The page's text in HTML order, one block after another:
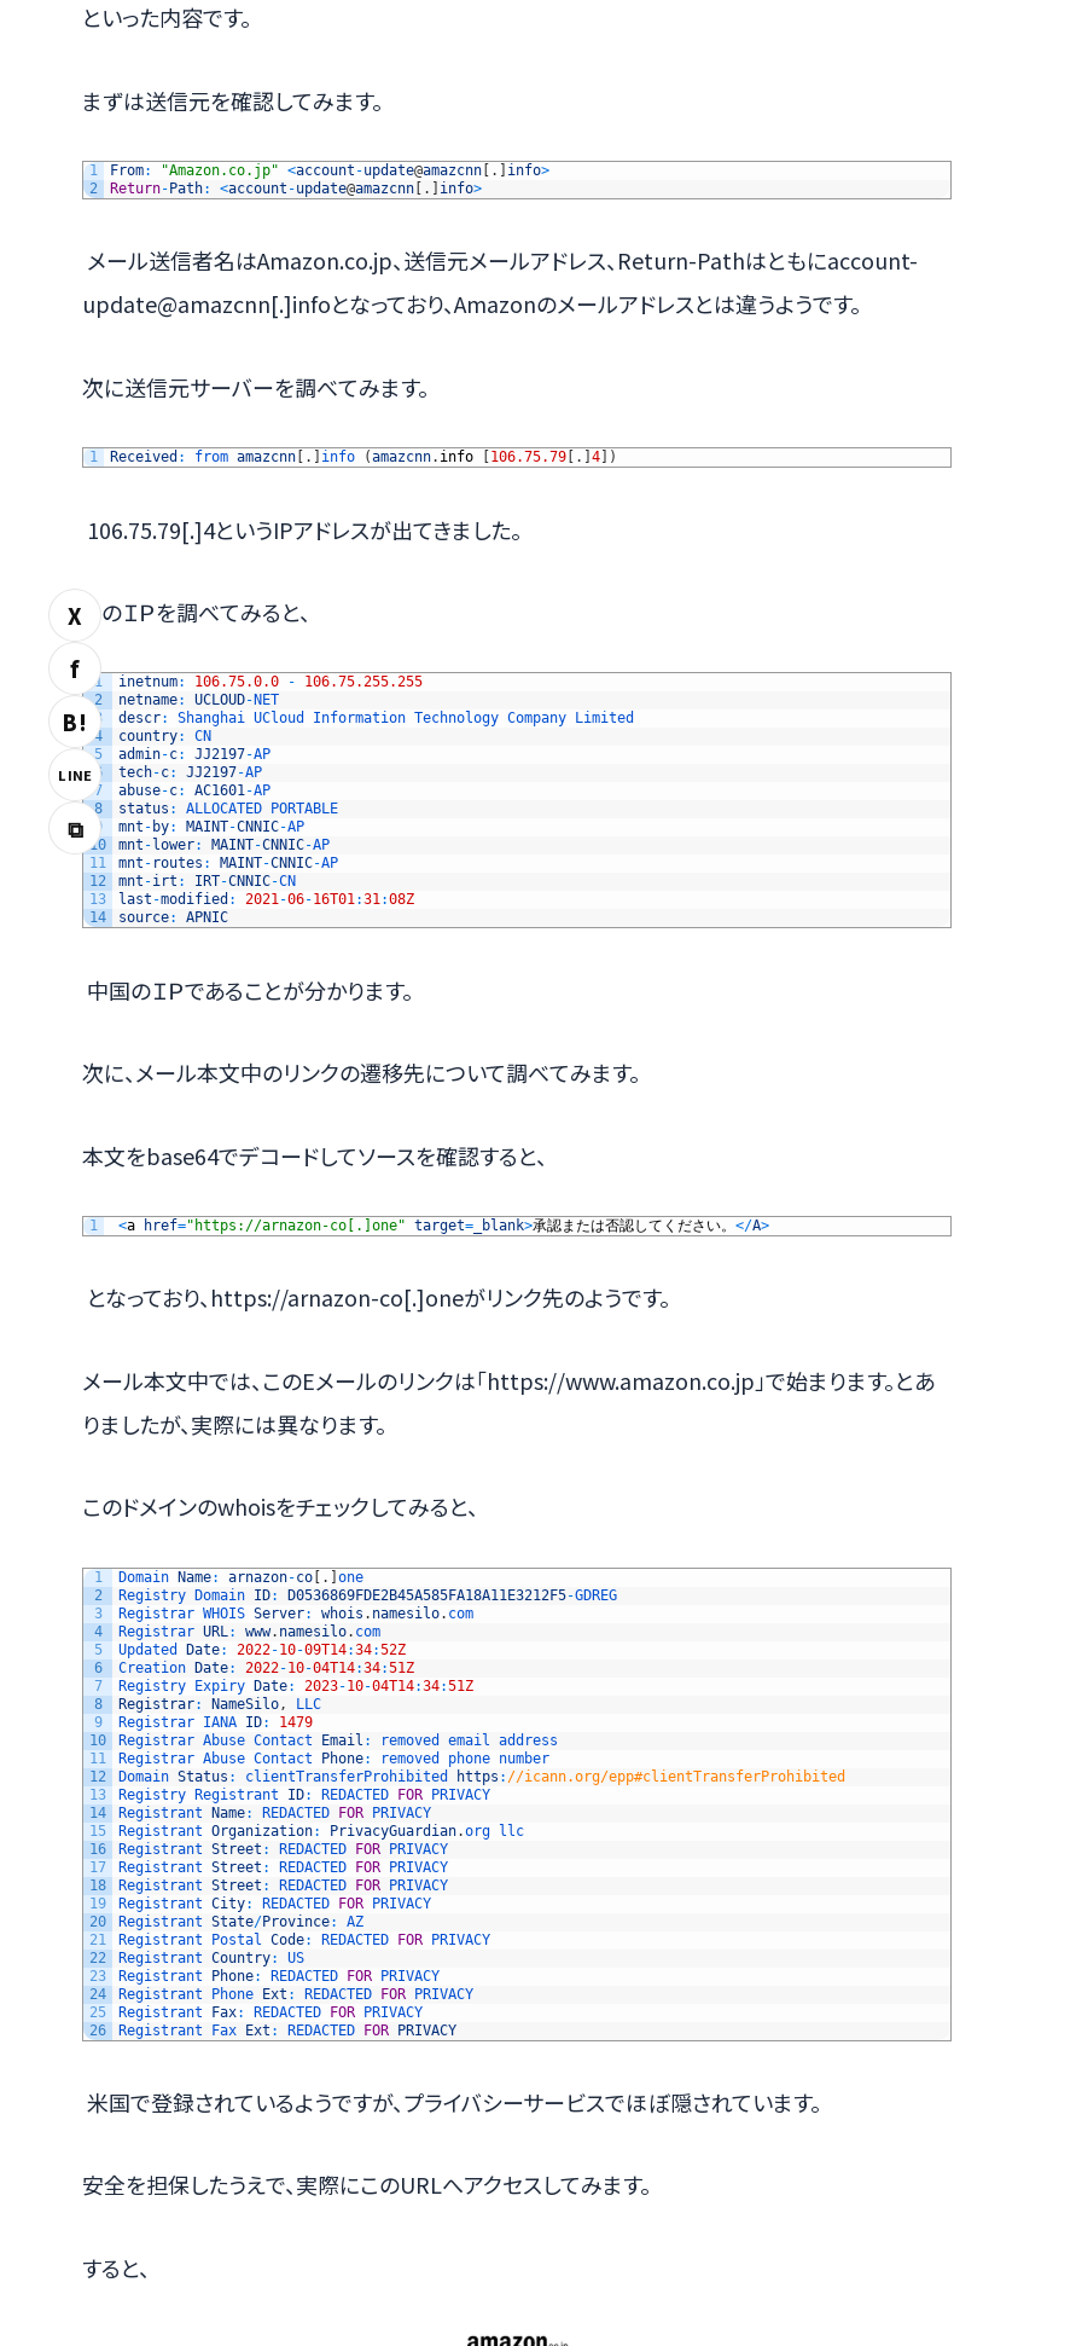
X
f
B!
LINE
⧉
といった内容です。
まずは送信元を確認してみます。
1
2
From: "Amazon.co.jp" <account -update@amazcnn . info>
Return- Path: <account -update@amazcnn . info>
メール送信者名はAmazon.co.jp、送信元メールアドレス、Return-Pathはともにaccount-
update@amazcnn[.]infoとなっており、Amazonのメールアドレスとは違うようです。
次に送信元サーバーを調べてみます。
1 Received : from amazcnn . info (amazcnn. info 106.75.79 . 4 )
106.75.79[.]4というIPアドレスが出てきました。
このＩＰを調べてみると、
1
2
3
4
5
6
7
8
9
10
11
12
13
14
inetnum: 106.75.0.0 -
106.75.255.255
netname: UCLOUD- NET
descr: Shanghai UCloud Information Technology Company
Limited
country:
CN
admin-c: JJ2197-AP
tech-c: JJ2197-AP
abuse-c: AC1601-AP
status : ALLOCATED
PORTABLE
mnt - by: MAINT-CNNIC-AP
mnt - lower: MAINT-CNNIC-AP
mnt - routes : MAINT-CNNIC-AP
mnt -irt : IRT-CNNIC-CN
last -modified : 2021-06-16T01:31:08Z
source: APNIC
中国のＩＰであることが分かります。
次に、メール本文中のリンクの遷移先について調べてみます。
本文をbase64でデコードしてソースを確認すると、
1 <a href="https://arnazon-co[.]one" target= _blank>承認または否認してください。 </A>
となっており、https://arnazon-co[.]oneがリンク先のようです。
メール本文中では、このEメールのリンクは「https://www.amazon.co.jp」で始まります。とあ
りましたが、実際には異なります。
このドメインのwhoisをチェックしてみると、
1
2
3
4
5
6
7
8
9
10
11
12
13
14
15
16
17
18
19
20
21
22
23
24
25
26
Domain Name: arnazon-co [ . ] one
Registry Domain ID: D0536869FDE2B45A585FA18A11E3212F5-GDREG
Registrar WHOIS Server: whois . namesilo. com
Registrar URL : www. namesilo. com
Updated Date: 2022-10-09T14:34:52Z
Creation Date: 2022-10-04T14:34:51Z
Registry Expiry Date: 2023-10-04T14:34:51Z
Registrar: NameSilo ,
LLC
Registrar IANA ID:
1479
Registrar Abuse Contact Email : removed email address
Registrar Abuse Contact Phone: removed phone number
Domain Status : clientTransferProhibited https : //icann.org/epp#clientTransferProhibited
Registry Registrant ID: REDACTED FOR PRIVACY
Registrant Name: REDACTED FOR PRIVACY
Registrant Organization: PrivacyGuardian.org llc
Registrant Street : REDACTED FOR PRIVACY
Registrant Street : REDACTED FOR PRIVACY
Registrant Street : REDACTED FOR PRIVACY
Registrant City: REDACTED FOR PRIVACY
Registrant State/Province:
AZ
Registrant Postal Code: REDACTED FOR PRIVACY
Registrant Country:
US
Registrant Phone: REDACTED FOR PRIVACY
Registrant Phone Ext : REDACTED FOR PRIVACY
Registrant Fax: REDACTED FOR PRIVACY
Registrant Fax Ext : REDACTED FOR PRIVACY
米国で登録されているようですが、プライバシーサービスでほぼ隠されています。
安全を担保したうえで、実際にこのURLへアクセスしてみます。
すると、